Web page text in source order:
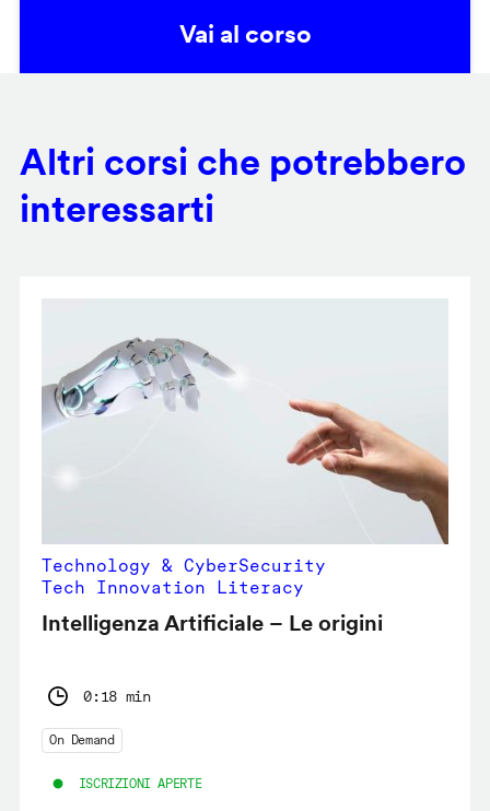
Vai al corso
Altri corsi che potrebbero
interessarti
Technology & CyberSecurity
Tech Innovation Literacy
Intelligenza Artificiale – Le origini
0:18 min
On Demand
ISCRIZIONI APERTE